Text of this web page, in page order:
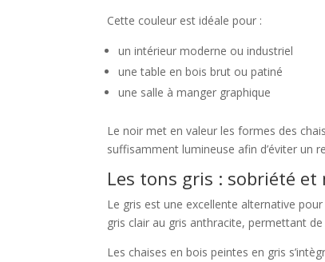
Cette couleur est idéale pour :
un intérieur moderne ou industriel
une table en bois brut ou patiné
une salle à manger graphique
Le noir met en valeur les formes des
suffisamment lumineuse afin d’éviter un
Les tons gris : sobriété et
Le gris est une excellente alternative
gris clair au gris anthracite, permettant
Les chaises en bois peintes en gris